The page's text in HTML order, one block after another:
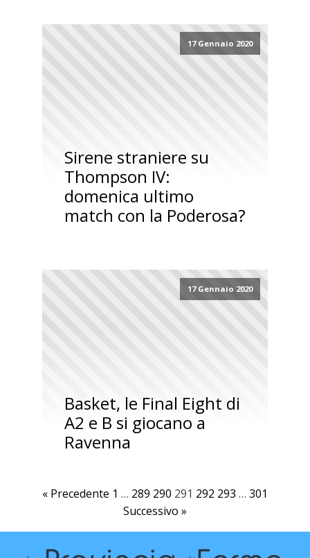
17 Gennaio 2020
Sirene straniere su
Thompson IV:
domenica ultimo
match con la Poderosa?
17 Gennaio 2020
Basket, le Final Eight di
A2 e B si giocano a
Ravenna
« Precedente 1 … 289 290 291 292 293 … 301
Successivo »